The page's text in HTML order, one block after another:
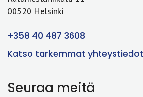
00520 Helsinki
+358 40 487 3608
Katso tarkemmat yhteystiedot
Seuraa meitä